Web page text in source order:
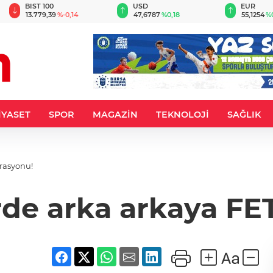
BIST 100
13.779,39%-0,14
USD
47,6787%0,18
EUR
55,1254
SPOR MAGAZİN TEKNOLOJİ SAĞLIK
arka arkaya